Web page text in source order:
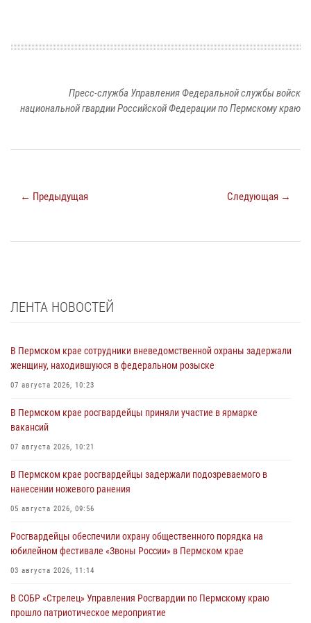
Пресс-служба Управления Федеральной службы войск
национальной гвардии Российской Федерации по Пермскому краю
← Предыдущая Следующая →
ЛЕНТА НОВОСТЕЙ
В Пермском крае сотрудники вневедомственной охраны задержали
женщину, находившуюся в федеральном розыске
07 августа 2026, 10:23
В Пермском крае росгвардейцы приняли участие в ярмарке
вакансий
07 августа 2026, 10:21
В Пермском крае росгвардейцы задержали подозреваемого в
нанесении ножевого ранения
05 августа 2026, 09:56
Росгвардейцы обеспечили охрану общественного порядка на
юбилейном фестивале «Звоны России» в Пермском крае
03 августа 2026, 11:14
В СОБР «Стрелец» Управления Росгвардии по Пермскому краю
прошло патриотическое мероприятие